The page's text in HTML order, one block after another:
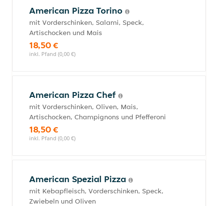
American Pizza Torino
mit Vorderschinken, Salami, Speck,
Artischocken und Mais
18,50 €
inkl. Pfand (0,00 €)
American Pizza Chef
mit Vorderschinken, Oliven, Mais,
Artischocken, Champignons und Pfefferoni
18,50 €
inkl. Pfand (0,00 €)
American Spezial Pizza
mit Kebapfleisch, Vorderschinken, Speck,
Zwiebeln und Oliven